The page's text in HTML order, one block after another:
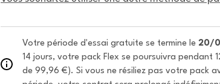
Votre période d'essai gratuite se termine le 20/
14 jours, votre pack Flex se poursuivra pendant
de 99,96 €). Si vous ne résiliez pas votre pack